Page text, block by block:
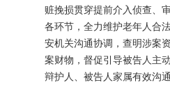
赃挽损贯穿提前介入侦查、
各环节，全力维护老年人合
安机关沟通协调，查明涉案
案财物，督促引导被告人主
辩护人、被告人家属有效沟